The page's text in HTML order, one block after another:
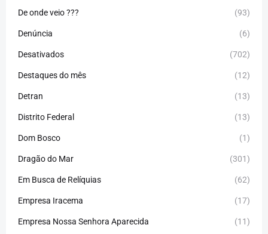
De onde veio ??? (93)
Denúncia (6)
Desativados (702)
Destaques do mês (12)
Detran (13)
Distrito Federal (13)
Dom Bosco (1)
Dragão do Mar (301)
Em Busca de Relíquias (62)
Empresa Iracema (17)
Empresa Nossa Senhora Aparecida (11)